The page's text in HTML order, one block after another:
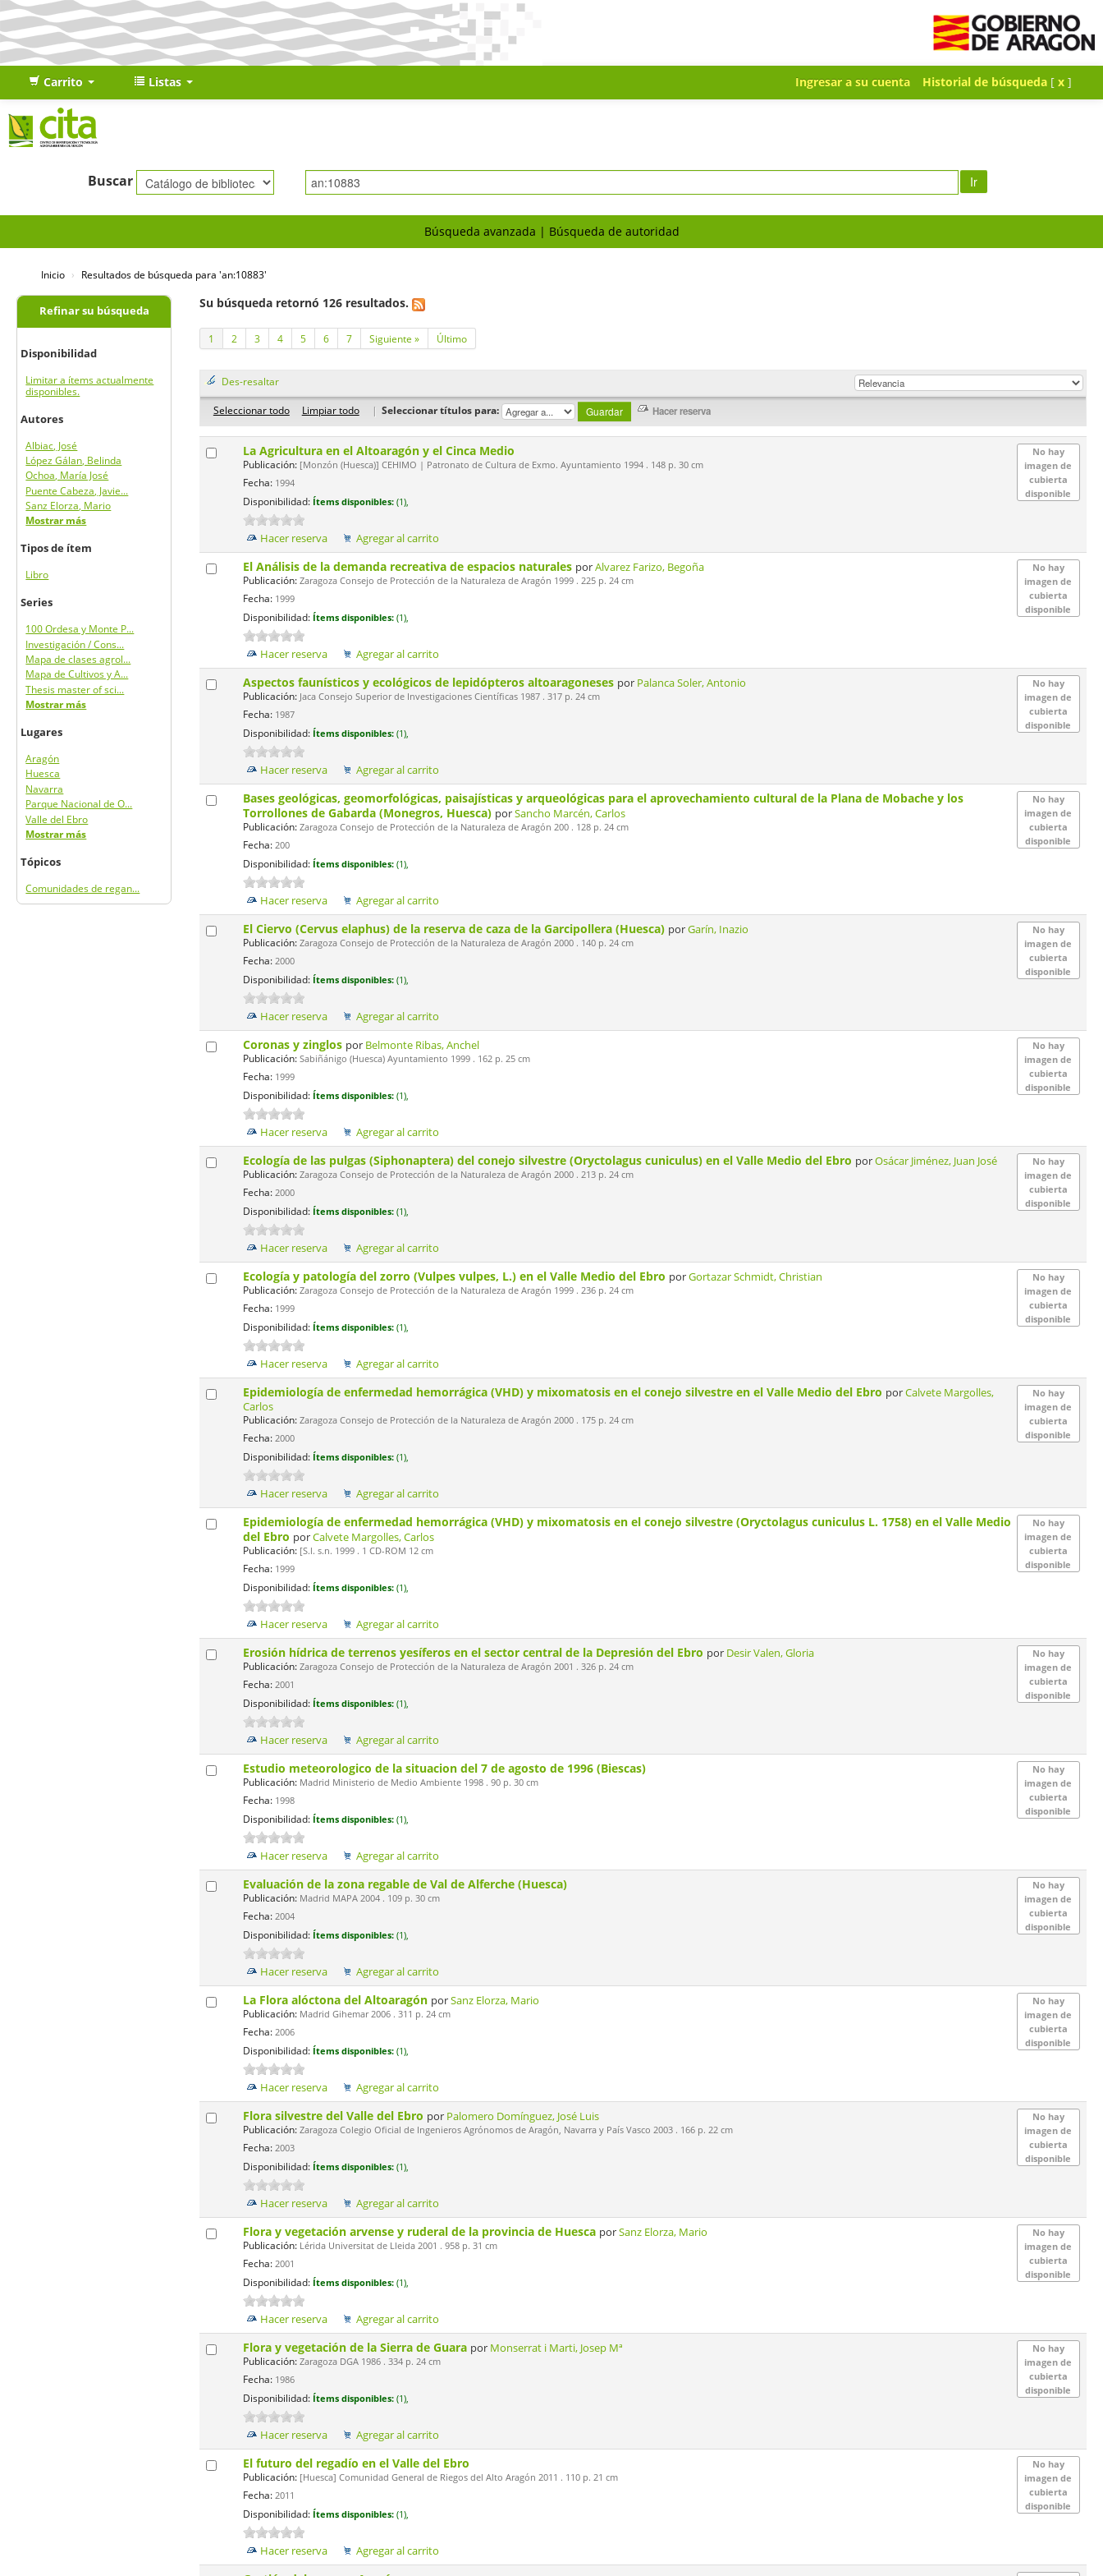
Carrito Listas Ingresar a su cuenta Historial de búsqueda[ x ]
Buscar Ir
Búsqueda avanzada Búsqueda de autoridad
Inicio › Resultados de búsqueda para 'an:10883'
Refinar su búsqueda
Disponibilidad
Limitar a ítems actualmente
disponibles.
Autores
Albiac, José
López Gálan, Belinda
Ochoa, María José
Puente Cabeza, Javie...
Sanz Elorza, Mario
Mostrar más
Tipos de ítem
Libro
Series
100 Ordesa y Monte P...
Investigación / Cons...
Mapa de clases agrol...
Mapa de Cultivos y A...
Thesis master of sci...
Mostrar más
Lugares
Aragón
Huesca
Navarra
Parque Nacional de O...
Valle del Ebro
Mostrar más
Tópicos
Comunidades de regan...
Su búsqueda retornó 126 resultados.
1 2 3 4 5 6 7 Siguiente » Último
Des-resaltar
Seleccionar todo Limpiar todo | Seleccionar títulos para:
No hay
imagen de
cubierta
disponible
La Agricultura en el Altoaragón y el Cinca Medio
Publicación:[Monzón (Huesca)] CEHIMO | Patronato de Cultura de Exmo. Ayuntamiento 1994 . 148 p. 30 cm
Fecha:1994
Disponibilidad: Ítems disponibles: (1),
Hacer reserva Agregar al carrito
No hay
imagen de
cubierta
disponible
El Análisis de la demanda recreativa de espacios naturales porAlvarez Farizo, Begoña
Publicación:Zaragoza Consejo de Protección de la Naturaleza de Aragón 1999 . 225 p. 24 cm
Fecha:1999
Disponibilidad: Ítems disponibles: (1),
Hacer reserva Agregar al carrito
No hay
imagen de
cubierta
disponible
Aspectos faunísticos y ecológicos de lepidópteros altoaragoneses por Palanca Soler, Antonio
Publicación:Jaca Consejo Superior de Investigaciones Científicas 1987 . 317 p. 24 cm
Fecha:1987
Disponibilidad: Ítems disponibles: (1),
Hacer reserva Agregar al carrito
No hay
imagen de
cubierta
disponible
Bases geológicas, geomorfológicas, paisajísticas y arqueológicas para el aprovechamiento cultural de la Plana de Mobache y los
Torrollones de Gabarda (Monegros, Huesca) porSancho Marcén, Carlos
Publicación:Zaragoza Consejo de Protección de la Naturaleza de Aragón 200 . 128 p. 24 cm
Fecha:200
Disponibilidad: Ítems disponibles: (1),
Hacer reserva Agregar al carrito
No hay
imagen de
cubierta
disponible
El Ciervo (Cervus elaphus) de la reserva de caza de la Garcipollera (Huesca) porGarín, Inazio
Publicación:Zaragoza Consejo de Protección de la Naturaleza de Aragón 2000 . 140 p. 24 cm
Fecha:2000
Disponibilidad: Ítems disponibles: (1),
Hacer reserva Agregar al carrito
No hay
imagen de
cubierta
disponible
Coronas y zinglos por Belmonte Ribas, Anchel
Publicación:Sabiñánigo (Huesca) Ayuntamiento 1999 . 162 p. 25 cm
Fecha:1999
Disponibilidad: Ítems disponibles: (1),
Hacer reserva Agregar al carrito
No hay
imagen de
cubierta
disponible
Ecología de las pulgas (Siphonaptera) del conejo silvestre (Oryctolagus cuniculus) en el Valle Medio del Ebro porOsácar Jiménez, Juan José
Publicación:Zaragoza Consejo de Protección de la Naturaleza de Aragón 2000 . 213 p. 24 cm
Fecha:2000
Disponibilidad: Ítems disponibles: (1),
Hacer reserva Agregar al carrito
No hay
imagen de
cubierta
disponible
Ecología y patología del zorro (Vulpes vulpes, L.) en el Valle Medio del Ebro porGortazar Schmidt, Christian
Publicación:Zaragoza Consejo de Protección de la Naturaleza de Aragón 1999 . 236 p. 24 cm
Fecha:1999
Disponibilidad: Ítems disponibles: (1),
Hacer reserva Agregar al carrito
No hay
imagen de
cubierta
disponible
Epidemiología de enfermedad hemorrágica (VHD) y mixomatosis en el conejo silvestre en el Valle Medio del Ebro porCalvete Margolles,
Carlos
Publicación:Zaragoza Consejo de Protección de la Naturaleza de Aragón 2000 . 175 p. 24 cm
Fecha:2000
Disponibilidad: Ítems disponibles: (1),
Hacer reserva Agregar al carrito
No hay
imagen de
cubierta
disponible
Epidemiología de enfermedad hemorrágica (VHD) y mixomatosis en el conejo silvestre (Oryctolagus cuniculus L. 1758) en el Valle Medio
del Ebro porCalvete Margolles, Carlos
Publicación:[S.l. s.n. 1999 . 1 CD-ROM 12 cm
Fecha:1999
Disponibilidad: Ítems disponibles: (1),
Hacer reserva Agregar al carrito
No hay
imagen de
cubierta
disponible
Erosión hídrica de terrenos yesíferos en el sector central de la Depresión del Ebro por Desir Valen, Gloria
Publicación:Zaragoza Consejo de Protección de la Naturaleza de Aragón 2001 . 326 p. 24 cm
Fecha:2001
Disponibilidad: Ítems disponibles: (1),
Hacer reserva Agregar al carrito
No hay
imagen de
cubierta
disponible
Estudio meteorologico de la situacion del 7 de agosto de 1996 (Biescas)
Publicación:Madrid Ministerio de Medio Ambiente 1998 . 90 p. 30 cm
Fecha:1998
Disponibilidad: Ítems disponibles: (1),
Hacer reserva Agregar al carrito
No hay
imagen de
cubierta
disponible
Evaluación de la zona regable de Val de Alferche (Huesca)
Publicación:Madrid MAPA 2004 . 109 p. 30 cm
Fecha:2004
Disponibilidad: Ítems disponibles: (1),
Hacer reserva Agregar al carrito
No hay
imagen de
cubierta
disponible
La Flora alóctona del Altoaragón porSanz Elorza, Mario
Publicación:Madrid Gihemar 2006 . 311 p. 24 cm
Fecha:2006
Disponibilidad: Ítems disponibles: (1),
Hacer reserva Agregar al carrito
No hay
imagen de
cubierta
disponible
Flora silvestre del Valle del Ebro por Palomero Domínguez, José Luis
Publicación:Zaragoza Colegio Oficial de Ingenieros Agrónomos de Aragón, Navarra y País Vasco 2003 . 166 p. 22 cm
Fecha:2003
Disponibilidad: Ítems disponibles: (1),
Hacer reserva Agregar al carrito
No hay
imagen de
cubierta
disponible
Flora y vegetación arvense y ruderal de la provincia de Huesca porSanz Elorza, Mario
Publicación:Lérida Universitat de Lleida 2001 . 958 p. 31 cm
Fecha:2001
Disponibilidad: Ítems disponibles: (1),
Hacer reserva Agregar al carrito
No hay
imagen de
cubierta
disponible
Flora y vegetación de la Sierra de Guara por Monserrat i Marti, Josep Mª
Publicación:Zaragoza DGA 1986 . 334 p. 24 cm
Fecha:1986
Disponibilidad: Ítems disponibles: (1),
Hacer reserva Agregar al carrito
No hay
imagen de
cubierta
disponible
El futuro del regadío en el Valle del Ebro
Publicación:[Huesca] Comunidad General de Riegos del Alto Aragón 2011 . 110 p. 21 cm
Fecha:2011
Disponibilidad: Ítems disponibles: (1),
Hacer reserva Agregar al carrito